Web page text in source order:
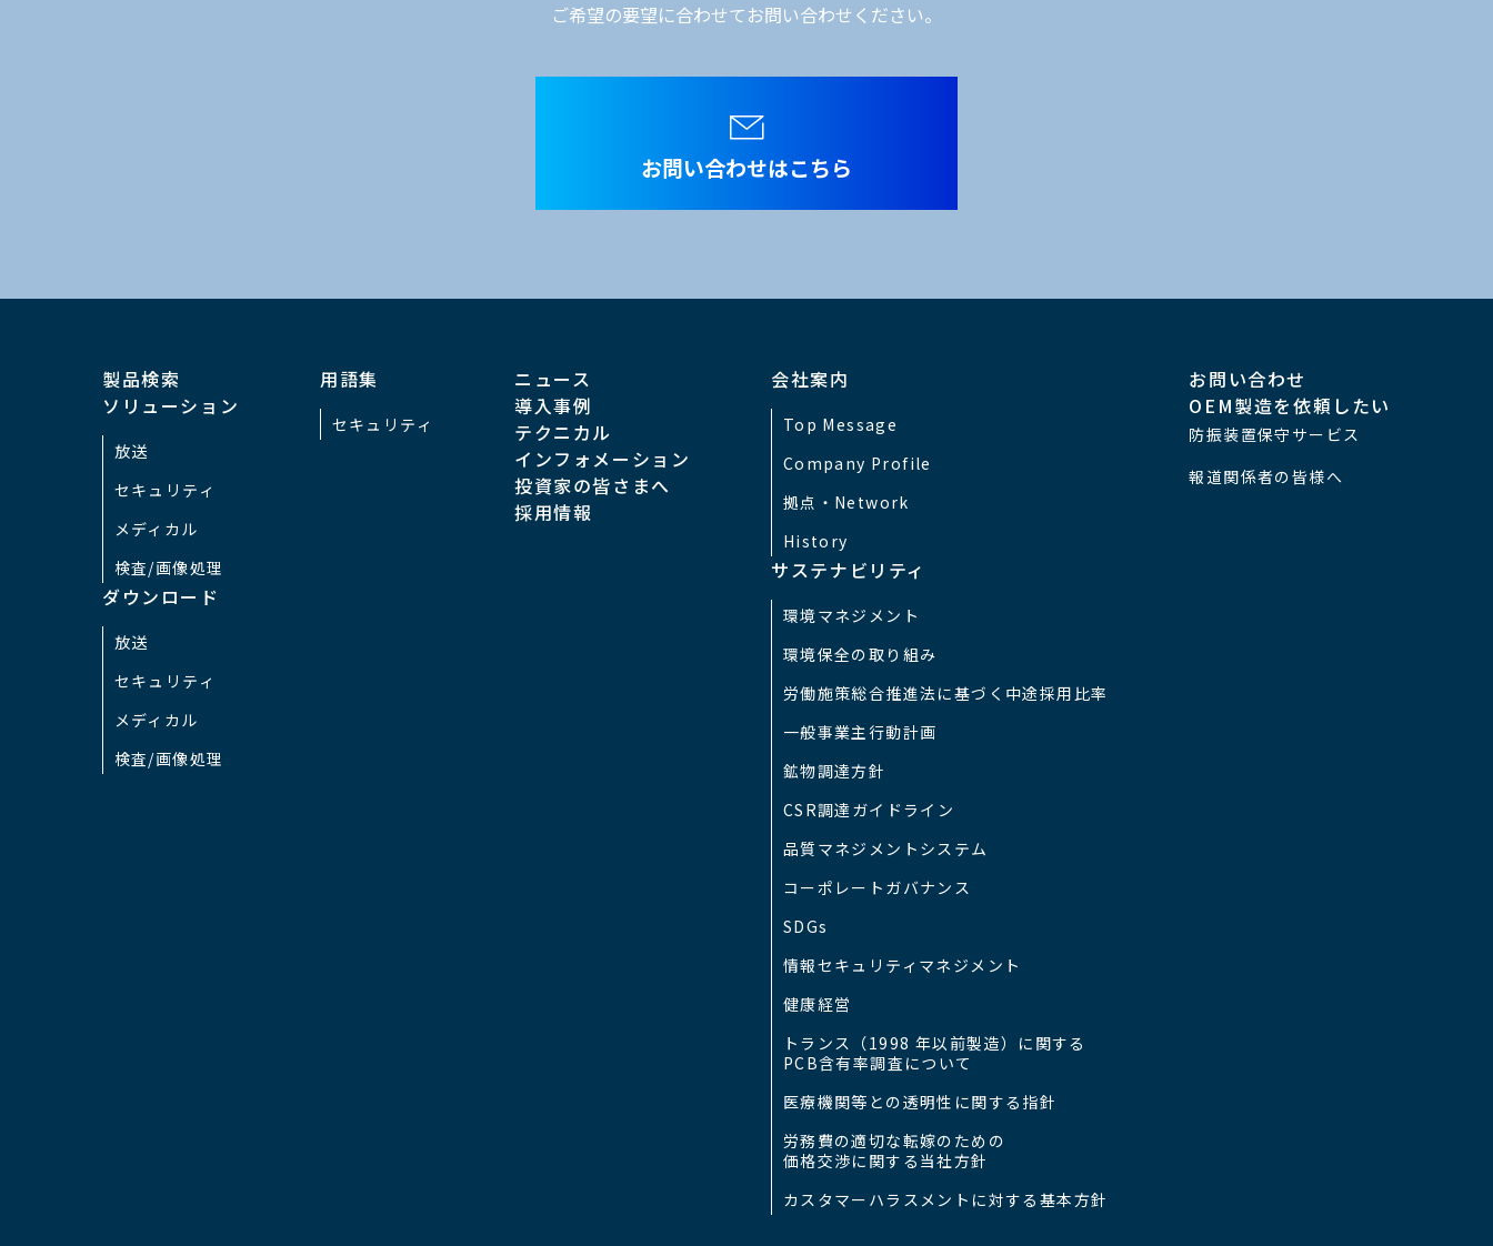
ご希望の要望に合わせてお問い合わせください。
お問い合わせはこちら
製品検索
ソリューション
放送
セキュリティ
メディカル
検査/画像処理
ダウンロード
放送
セキュリティ
メディカル
検査/画像処理
用語集
セキュリティ
ニュース
導入事例
テクニカル
インフォメーション
投資家の皆さまへ
採用情報
会社案内
Top Message
Company Profile
拠点・Network
History
サステナビリティ
環境マネジメント
環境保全の取り組み
労働施策総合推進法に基づく中途採用比率
一般事業主行動計画
鉱物調達方針
CSR調達ガイドライン
品質マネジメントシステム
コーポレートガバナンス
SDGs
情報セキュリティマネジメント
健康経営
トランス（1998 年以前製造）に関する
PCB含有率調査について
医療機関等との透明性に関する指針
労務費の適切な転嫁のための
価格交渉に関する当社方針
カスタマーハラスメントに対する基本方針
お問い合わせ
OEM製造を依頼したい
防振装置保守サービス
報道関係者の皆様へ